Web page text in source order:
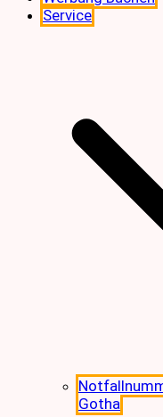
Service
Gotha